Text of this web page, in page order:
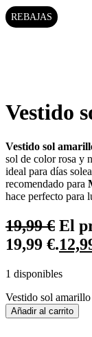
REBAJAS
Vestido
Vestido sol
sol de color rosa y
ideal para días
recomendado para
hace perfecto para
19,99€ El
19,99 €.
1 disponibles
Vestido sol
Añadir al carrito